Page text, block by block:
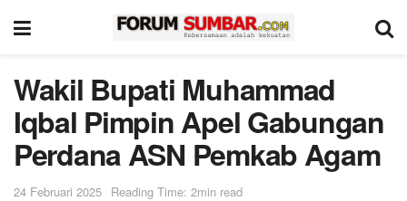
Wakil Bupati Muhammad
Iqbal Pimpin Apel Gabungan
Perdana ASN Pemkab Agam
24 Februari 2025 Reading Time: 2min read